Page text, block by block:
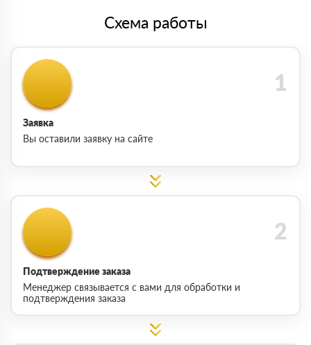
Схема работы
Заявка
Вы оставили заявку на сайте
Подтверждение заказа
Менеджер связывается с вами для обработки и
подтверждения заказа